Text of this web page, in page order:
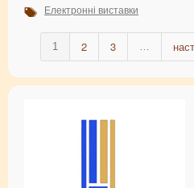
Електронні виставки
1 2 3 …